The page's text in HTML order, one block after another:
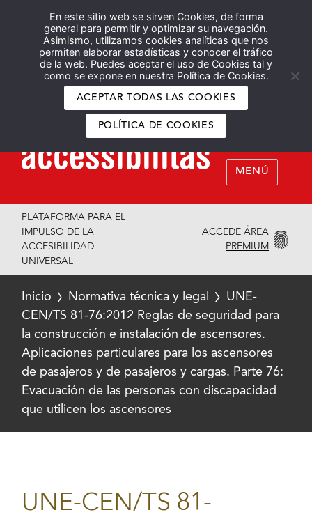
En este sitio web se sirven Cookies, de forma
general para permitir y optimizar su navegación.
Asimismo, utilizamos cookies analíticas que nos
permiten elaborar estadísticas y conocer el tráfico
de la web. Puedes aceptar el uso de Cookies tal y
como se expone en nuestra Política de Cookies.
ACEPTAR TODAS LAS COOKIES
POLÍTICA DE COOKIES
Español English
MENÚ
PLATAFORMA PARA EL
IMPULSO DE LA
ACCESIBILIDAD
UNIVERSAL
ACCEDE ÁREA
PREMIUM
Inicio Normativa técnica y legal
UNE-
CEN/TS 81-76:2012 Reglas de seguridad para
la construcción e instalación de ascensores.
Aplicaciones particulares para los ascensores
de pasajeros y de pasajeros y cargas. Parte 76:
Evacuación de las personas con discapacidad
que utilicen los ascensores
UNE-CEN/TS 81-